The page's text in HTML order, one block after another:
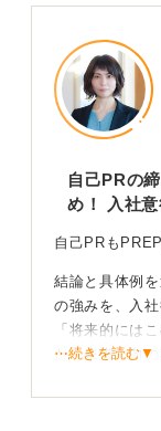
0
自己PRの
め！ 入社
自己PRも
結論と具体例
の強みを、入
「将来的には
た、未来志向
⋯続きを読む▼